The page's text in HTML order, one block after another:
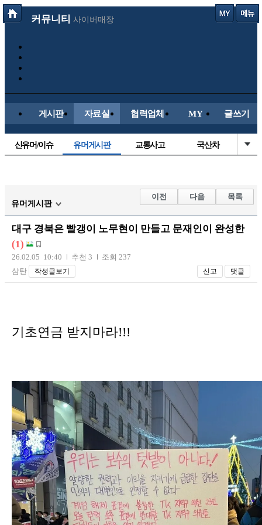
커뮤니티 사이버매장
게시판 자료실 협력업체 MY 글쓰기
신유머/이슈 유머게시판 교통사고 국산차
자유사진 군사/무기
트럭/버스
장착시공사진
유머게시판
이전 다음 목록
대구 경북은 빨갱이 노무현이 만들고 문재인이 완성한
(1)
26.02.05 10:40 추천 3
조회 237
삼탄
작성글보기 신고 댓글
기초연금 받지마라!!!